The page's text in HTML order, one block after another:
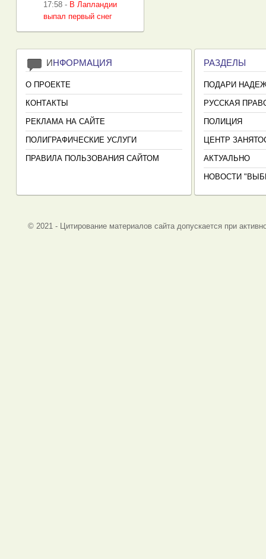
17:58 - В Лапландии
выпал первый снег
ИНФОРМАЦИЯ
О ПРОЕКТЕ
КОНТАКТЫ
РЕКЛАМА НА САЙТЕ
ПОЛИГРАФИЧЕСКИЕ УСЛУГИ
ПРАВИЛА ПОЛЬЗОВАНИЯ САЙТОМ
РАЗДЕЛЫ
ПОДАРИ
РУССКАЯ
ПОЛИЦИЯ
ЦЕНТР
АКТУАЛЬНО
НОВОСТИ
© 2021 - Цитирование материалов сайта допускается при